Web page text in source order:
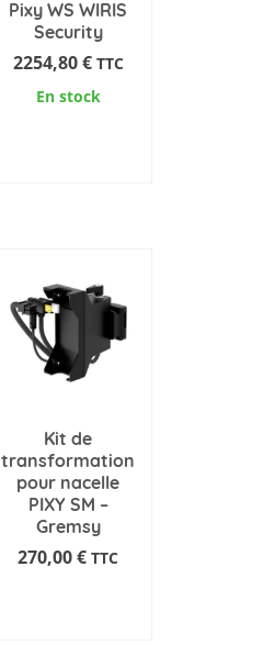
Pixy WS WIRIS
Security
2254,80€ TTC
En stock
Kit de
transformation
pour nacelle
PIXY SM –
Gremsy
270,00€ TTC